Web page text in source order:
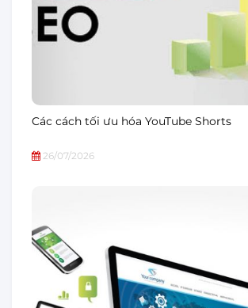
Các cách tối ưu hóa YouTube Shorts
26/07/2026